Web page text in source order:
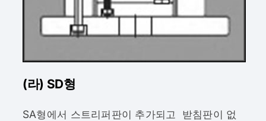
(라) SD형
SA형에서 스트리퍼판이 추가되고 받침판이 없